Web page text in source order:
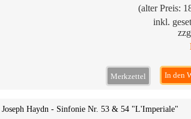
(alter Preis:
inkl.
In den
Merkzettel
Joseph Haydn - Sinfonie Nr. 53 & 54 "L'Imperiale"